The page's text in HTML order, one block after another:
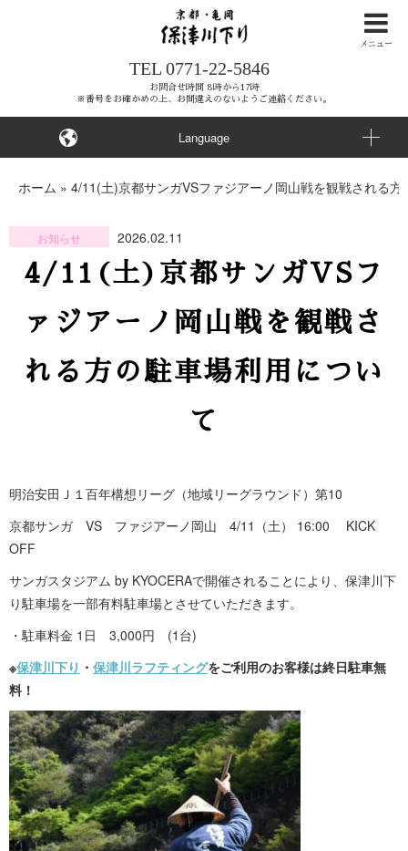
ナ
ビ
ゲ
ー
ョ
ン
プ
る
メニュー
Language
TEL 0771-22-5846
お問合せ時間 8時から17時
※番号をお確かめの上、お間違えのないようご連絡ください。
ホーム » 4/11(土)京都サンガVSファジアーノ岡山戦を観戦される
お知らせ 2026.02.11
4/11(土)京都サンガVSフ
ァジアーノ岡山戦を観戦さ
れる方の駐車場利用につい
て
明治安田Ｊ１百年構想リーグ（地域リーグラウンド）第10
京都サンガ VS ファジアーノ岡山 4/11（土） 16:00 KICK
OFF
サンガスタジアム by KYOCERAで開催されることにより、保津川下
り駐車場を一部有料駐車場とさせていただきます。
・駐車料金 1日 3,000円 (1台)
※保津川下り ・ 保津川ラフティングをご利用のお客様は終日駐車無
料！